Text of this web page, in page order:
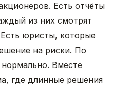
Есть отчёты
из них смотрят
юристы, которые
на риски. По
Вместе
где длинные решения